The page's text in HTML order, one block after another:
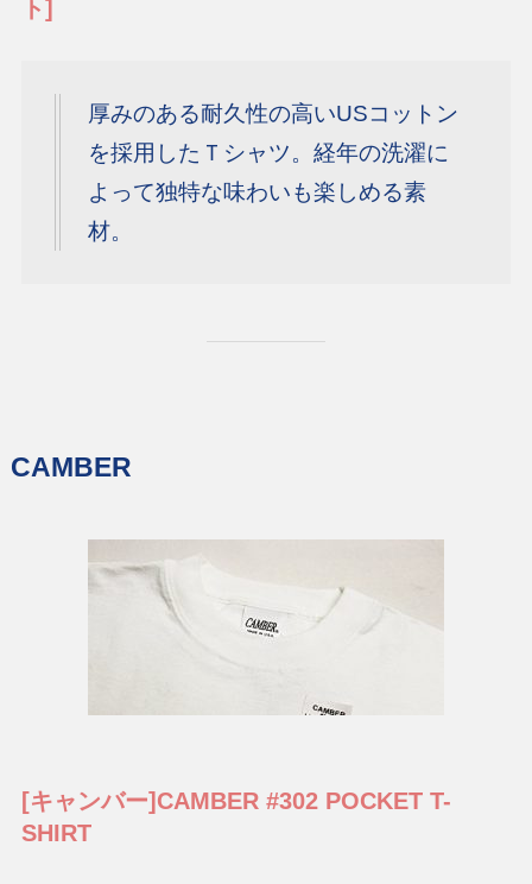
ト]
厚みのある耐久性の高いUSコットン
を採用したＴシャツ。経年の洗濯に
よって独特な味わいも楽しめる素
材。
CAMBER
[キャンバー]CAMBER #302 POCKET T-
SHIRT